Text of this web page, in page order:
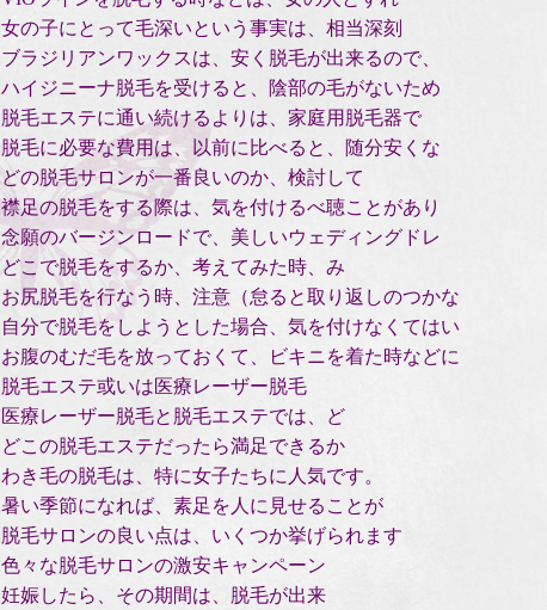
女の子にとって毛深いという事実は、相当深刻
ブラジリアンワックスは、安く脱毛が出来るので、
ハイジニーナ脱毛を受けると、陰部の毛がないため
脱毛エステに通い続けるよりは、家庭用脱毛器で
脱毛に必要な費用は、以前に比べると、随分安くな
どの脱毛サロンが一番良いのか、検討して
襟足の脱毛をする際は、気を付けるべ聴ことがあり
念願のバージンロードで、美しいウェディングドレ
どこで脱毛をするか、考えてみた時、み
お尻脱毛を行なう時、注意（怠ると取り返しのつかな
自分で脱毛をしようとした場合、気を付けなくてはい
お腹のむだ毛を放っておくて、ビキニを着た時などに
脱毛エステ或いは医療レーザー脱毛
医療レーザー脱毛と脱毛エステでは、ど
どこの脱毛エステだったら満足できるか
わき毛の脱毛は、特に女子たちに人気です。
暑い季節になれば、素足を人に見せることが
脱毛サロンの良い点は、いくつか挙げられます
色々な脱毛サロンの激安キャンペーン
妊娠したら、その期間は、脱毛が出来